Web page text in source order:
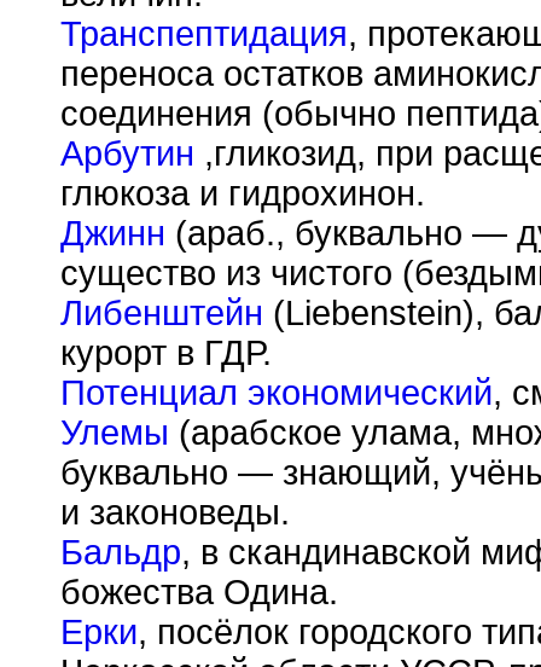
Транспептидация,
переноса остатков
соединения (обычно
Арбутин ,гликозид, при
глюкоза и гидрохинон.
Джинн (араб., буквально —
существо из чистого
Либенштейн (Liebenstein),
курорт в ГДР.
Потенциал экономический,
Улемы (арабское улама,
буквально — знающий,
и законоведы.
Бальдр, в скандинавской
божества Одина.
Ерки, посёлок городского